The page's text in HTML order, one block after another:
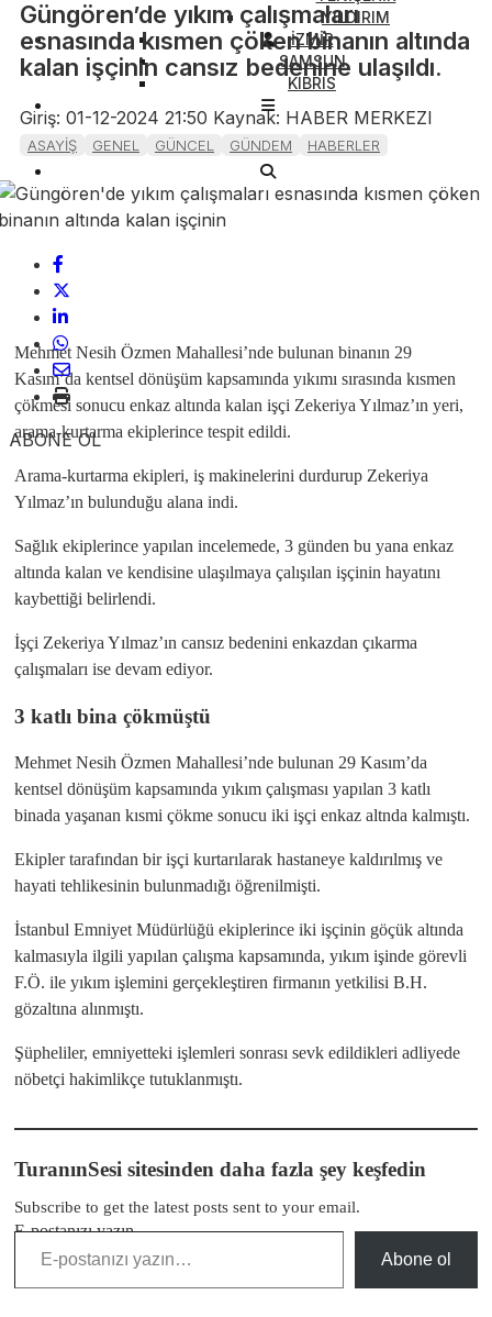
YILDIRIM
İZMİR
SAMSUN
KIBRIS
Güngören’de yıkım çalışmaları
esnasında kısmen çöken binanın altında
kalan işçinin cansız bedenine ulaşıldı.
Giriş: 01-12-2024 21:50 Kaynak: HABER MERKEZI
ASAYİŞ GENEL GÜNCEL GÜNDEM HABERLER
ABONE OL
Mehmet Nesih Özmen Mahallesi’nde bulunan binanın 29
Kasım’da kentsel dönüşüm kapsamında yıkımı sırasında kısmen
çökmesi sonucu enkaz altında kalan işçi Zekeriya Yılmaz’ın yeri,
arama-kurtarma ekiplerince tespit edildi.
Arama-kurtarma ekipleri, iş makinelerini durdurup Zekeriya
Yılmaz’ın bulunduğu alana indi.
Sağlık ekiplerince yapılan incelemede, 3 günden bu yana enkaz
altında kalan ve kendisine ulaşılmaya çalışılan işçinin hayatını
kaybettiği belirlendi.
İşçi Zekeriya Yılmaz’ın cansız bedenini enkazdan çıkarma
çalışmaları ise devam ediyor.
3 katlı bina çökmüştü
Mehmet Nesih Özmen Mahallesi’nde bulunan 29 Kasım’da
kentsel dönüşüm kapsamında yıkım çalışması yapılan 3 katlı
binada yaşanan kısmi çökme sonucu iki işçi enkaz altnda kalmıştı.
Ekipler tarafından bir işçi kurtarılarak hastaneye kaldırılmış ve
hayati tehlikesinin bulunmadığı öğrenilmişti.
İstanbul Emniyet Müdürlüğü ekiplerince iki işçinin göçük altında
kalmasıyla ilgili yapılan çalışma kapsamında, yıkım işinde görevli
F.Ö. ile yıkım işlemini gerçekleştiren firmanın yetkilisi B.H.
gözaltına alınmıştı.
Şüpheliler, emniyetteki işlemleri sonrası sevk edildikleri adliyede
nöbetçi hakimlikçe tutuklanmıştı.
TuranınSesi sitesinden daha fazla şey keşfedin
Subscribe to get the latest posts sent to your email.
E-postanızı yazın…
Abone ol